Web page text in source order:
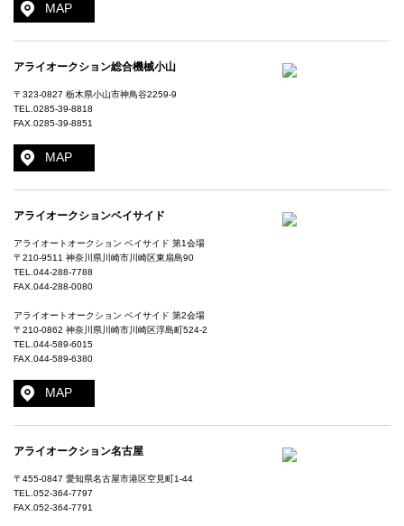
MAP
アライオークション総合機械小山
〒323-0827 栃木県小山市神鳥谷2259-9
TEL. 0285-39-8818
FAX.0285-39-8851
MAP
アライオークションベイサイド
アライオートオークション ベイサイド 第1会場
〒210-9511 神奈川県川崎市川崎区東扇島90
TEL. 044-288-7788
FAX.044-288-0080
アライオートオークション ベイサイド 第2会場
〒210-0862 神奈川県川崎市川崎区浮島町524-2
TEL. 044-589-6015
FAX.044-589-6380
MAP
アライオークション名古屋
〒455-0847 愛知県名古屋市港区空見町1-44
TEL. 052-364-7797
FAX.052-364-7791